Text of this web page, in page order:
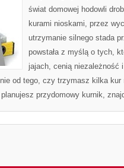
świat domowej hodowli
kurami nioskami, przez
utrzymanie silnego stada
powstała z myślą o tych,
jajach, cenią niezależność
od tego, czy trzymasz kilka kur
przydomowy kurnik,